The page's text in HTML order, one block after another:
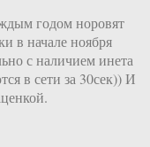
годом норовят
в начале ноября
с наличием инета
в сети за 30сек)) И